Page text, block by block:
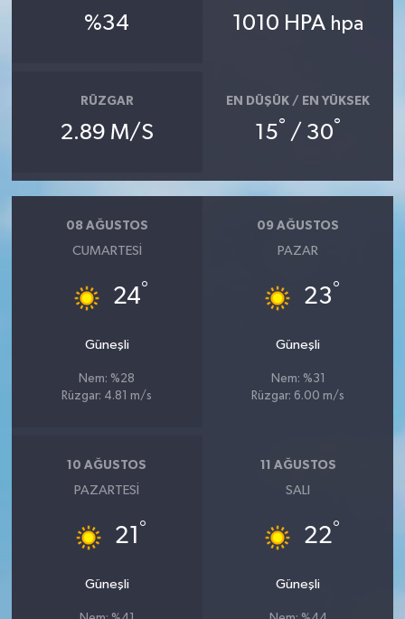
%34 1010 HPA hpa
RÜZGAR
2.89 M/S
EN DÜŞÜK / EN YÜKSEK
15° / 30°
08 AĞUSTOS
CUMARTESI
24°
Güneşli
Nem: %28
Rüzgar: 4.81 m/s
09 AĞUSTOS
PAZAR
23°
Güneşli
Nem: %31
Rüzgar: 6.00 m/s
10 AĞUSTOS
PAZARTESI
21 °
Güneşli
11 AĞUSTOS
SALI
22°
Güneşli